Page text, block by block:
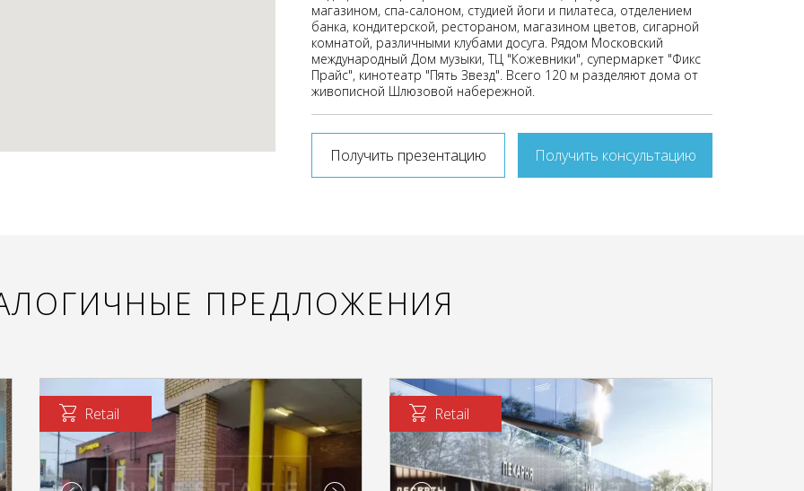
магазином, спа-салоном, студией йоги и пилатеса, отделением
банка, кондитерской, рестораном, магазином цветов, сигарной
комнатой, различными клубами досуга. Рядом Московский
международный Дом музыки, ТЦ "Кожевники", супермаркет "Фикс
Прайс", кинотеатр "Пять Звезд". Всего 120 м разделяют дома от
живописной Шлюзовой набережной.
Получить презентацию Получить консультацию
ПРЕДЛОЖЕНИЯ
Retail Retail